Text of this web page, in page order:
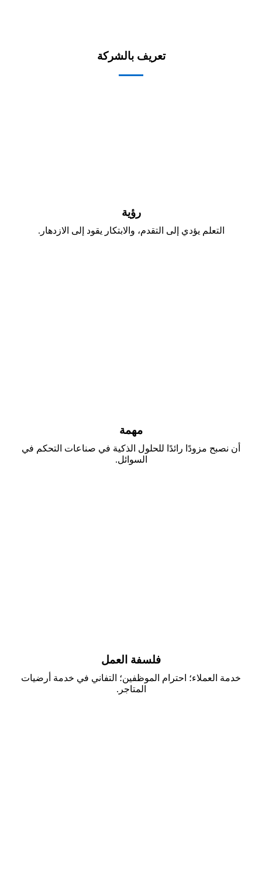
تعريف بالشركة
رؤية
التعلم يؤدي إلى التقدم، والابتكار يقود إلى الازدهار.
مهمة
أن نصبح مزودًا رائدًا للحلول الذكية في صناعات التحكم في
السوائل.
فلسفة العمل
خدمة العملاء؛ احترام الموظفين؛ التفاني في خدمة أرضيات
المتاجر.